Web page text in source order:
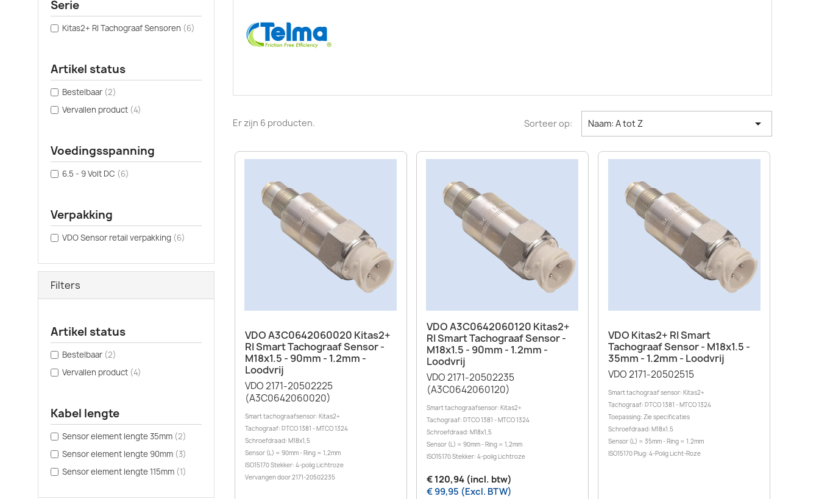
Serie
Kitas2+ RI Tachograaf Sensoren (6)
Artikel status
Bestelbaar (2)
Vervallen product (4)
Voedingsspanning
6.5 - 9 Volt DC (6)
Verpakking
VDO Sensor retail verpakking (6)
Filters
Artikel status
Bestelbaar (2)
Vervallen product (4)
Kabel lengte
Sensor element lengte 35mm (2)
Sensor element lengte 90mm (3)
Sensor element lengte 115mm (1)
Er zijn 6 producten. Sorteer op: Naam: A tot Z 
Snel bekijken
VDO A3C0642060020 Kitas2+
RI Smart Tachograaf Sensor -
M18x1.5 - 90mm - 1.2mm -
Loodvrij
VDO 2171-20502225
(A3C0642060020)
Smart tachograafsensor: Kitas2+
Tachograaf: DTCO 1381 - MTCO 1324
Schroefdraad: M18x1,5
Sensor (L) = 90mm - Ring = 1,2mm
ISO15170 Stekker: 4-polig Lichtroze
Vervangen door 2171-20502235
Snel bekijken
VDO A3C0642060120 Kitas2+
RI Smart Tachograaf Sensor -
M18x1.5 - 90mm - 1.2mm -
Loodvrij
VDO 2171-20502235
(A3C0642060120)
Smart tachograafsensor: Kitas2+
Tachograaf: DTCO 1381 - MTCO 1324
Schroefdraad: M18x1,5
Sensor (L) = 90mm - Ring = 1,2mm
ISO15170 Stekker: 4-polig Lichtroze
€ 120,94 (incl. btw)
€ 99,95 (Excl. BTW)
Snel bekijken
VDO Kitas2+ RI Smart
Tachograaf Sensor - M18x1.5 -
35mm - 1.2mm - Loodvrij
VDO 2171-20502515
Smart tachograaf sensor: Kitas2+
Tachograaf: DTCO 1381 - MTCO 1324
Toepassing: Zie specificaties
Schroefdraad: M18x1.5
Sensor (L) = 35mm - Ring = 1.2mm
ISO15170 Plug: 4-Polig Licht-Roze